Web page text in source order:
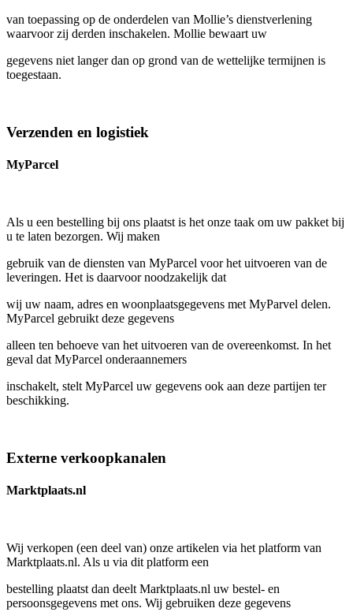
van toepassing op de onderdelen van Mollie’s dienstverlening
waarvoor zij derden inschakelen. Mollie bewaart uw
gegevens niet langer dan op grond van de wettelijke termijnen is
toegestaan.
Verzenden en logistiek
MyParcel
Als u een bestelling bij ons plaatst is het onze taak om uw pakket bij
u te laten bezorgen. Wij maken
gebruik van de diensten van MyParcel voor het uitvoeren van de
leveringen. Het is daarvoor noodzakelijk dat
wij uw naam, adres en woonplaatsgegevens met MyParvel delen.
MyParcel gebruikt deze gegevens
alleen ten behoeve van het uitvoeren van de overeenkomst. In het
geval dat MyParcel onderaannemers
inschakelt, stelt MyParcel uw gegevens ook aan deze partijen ter
beschikking.
Externe verkoopkanalen
Marktplaats.nl
Wij verkopen (een deel van) onze artikelen via het platform van
Marktplaats.nl. Als u via dit platform een
bestelling plaatst dan deelt Marktplaats.nl uw bestel- en
persoonsgegevens met ons. Wij gebruiken deze gegevens